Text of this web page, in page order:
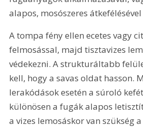
alapos, mosószeres
A tompa fény ellen ecetes vagy
felmosással, majd tisztavizes
védekezni. A strukturáltabb
kell, hogy a savas oldat hasson.
lerakódások esetén a súroló
különösen a fugák alapos
a vizes lemosáskor van szükség